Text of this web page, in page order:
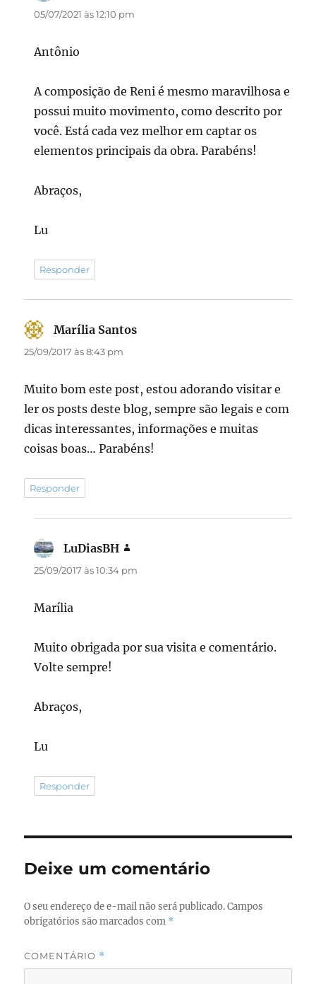
05/07/2021 às 12:10 pm
Antônio
A composição de Reni é mesmo maravilhosa e
possui muito movimento, como descrito por
você. Está cada vez melhor em captar os
elementos principais da obra. Parabéns!
Abraços,
Lu
Responder
Marília Santos
25/09/2017 às 8:43 pm
Muito bom este post, estou adorando visitar e
ler os posts deste blog, sempre são legais e com
dicas interessantes, informações e muitas
coisas boas… Parabéns!
Responder
LuDiasBH
25/09/2017 às 10:34 pm
Marília
Muito obrigada por sua visita e comentário.
Volte sempre!
Abraços,
Lu
Responder
Deixe um comentário
O seu endereço de e-mail não será publicado. Campos
obrigatórios são marcados com *
COMENTÁRIO *